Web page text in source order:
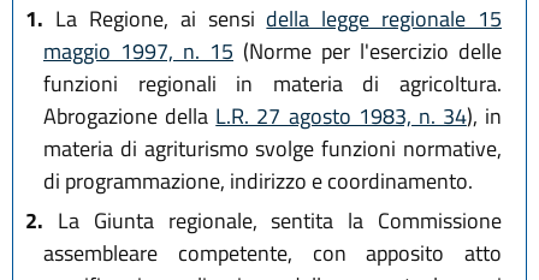
1. La Regione, ai sensi della legge regionale 15
maggio 1997, n. 15 (Norme per l'esercizio delle
funzioni regionali in materia di agricoltura.
Abrogazione della L.R. 27 agosto 1983, n. 34), in
materia di agriturismo svolge funzioni normative,
di programmazione, indirizzo e coordinamento.
2. La Giunta regionale, sentita la Commissione
assembleare competente, con apposito atto